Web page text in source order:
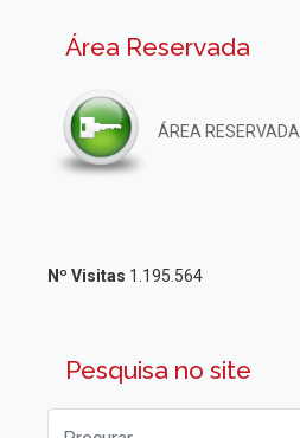
Área Reservada
ÁREA RESERVADA
Nº Visitas 1.195.564
Pesquisa no site